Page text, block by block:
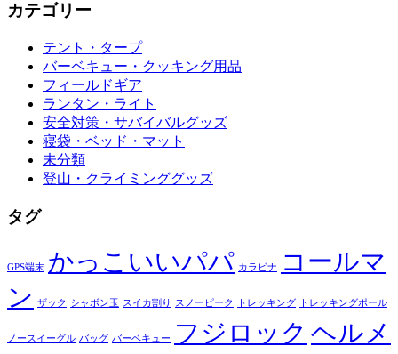
カテゴリー
テント・タープ
バーベキュー・クッキング用品
フィールドギア
ランタン・ライト
安全対策・サバイバルグッズ
寝袋・ベッド・マット
未分類
登山・クライミンググッズ
タグ
GPS端末 かっこいいパパ カラビナ
コールマ
ン
ザック シャボン玉 スイカ割り スノーピーク トレッキング トレッキングポール
ノースイーグル バッグ バーベキュー フジロック ヘルメ